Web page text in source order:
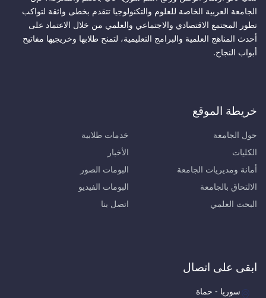
الجامعة العربية الخاصة للعلوم والتكنولوجيا تتقدم بخطى واثقة لتواكب
تطور المجتمع الاقتصادي والاجتماعي والعلمي من خلال الاعتماد على
أحدث المناهج العلمية والبرامج التعليمية، لتمنح طلابها وخريجيها مفاتيح
أبواب النجاح.
خريطة الموقع
حول الجامعة
الكليات
أمانة ومديريات الجامعة
الالتحاق بالجامعة
البحث العلمي
خدمات طلابية
الأخبار
البومات الصور
البومات الفيديو
اتصل بنا
ابقى على اتصال
سوريا - حماة